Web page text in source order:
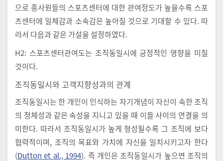
으로 종사원들의 스포츠센터에 대한 관여정도가 높을수록 스포
츠센터에 일체감과 소속감은 높아질 것으로 기대할 수 있다. 따
라서 다음과 같은 가설을 설정하였다.
H2: 스포츠센터관여도는 조직동일시에 긍정적인 영향을 미칠
것이다.
조직동일시와 고객지향성과의 관계
조직동일시는 한 개인이 인식하는 자기개념이 자신이 속한 조직
의 정체성과 같은 속성을 지니고 있을 때 이들 사이의 연결을 의
미한다. 따라서 조직동일시가 높게 형성될수록 그 조직에 보다
협력적이며, 조직의 목표와 가치에 자신을 일치시키고자 한다
(Dutton et al., 1994). 즉 개인은 조직동일시가 높으면 조직의